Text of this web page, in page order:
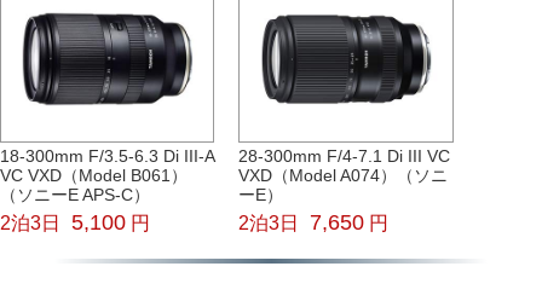
18-300mm F/3.5-6.3 Di III-A
VC VXD（Model B061）
（ソニーE APS-C）
2泊3日 5,100 円
28-300mm F/4-7.1 Di III VC
VXD（Model A074）（ソニ
ーE）
2泊3日 7,650 円